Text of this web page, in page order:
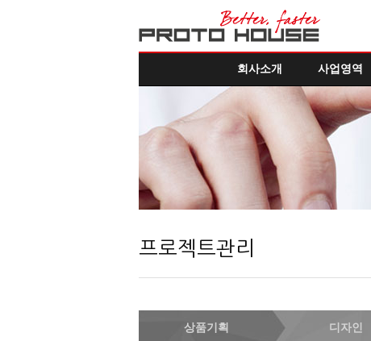
회사소개 사업영역
프로젝트관리
상품기획 디자인